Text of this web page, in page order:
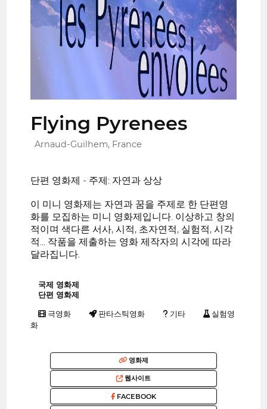
Flying Pyrenees
Arnaud-Guilhem, France
단편 영화제 - 주제: 자연과 상상
이 미니 영화제는 자연과 꿈을 주제로 한 단편영
화를 모집하는 미니 영화제입니다. 이상하고 창의
적이며 색다른 서사, 시적, 초자연적, 실험적, 시각
적... 작품을 제출하는 영화 제작자의 시각에 따라
달라집니다.
국제 영화제
단편 영화제
극영화 판타스틱영화 기타
실험영
화
영화제
웹사이트
FACEBOOK